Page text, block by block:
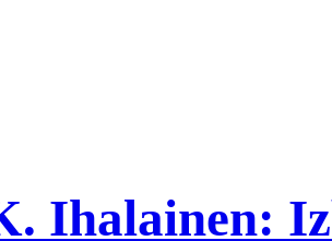
Ihalainen: